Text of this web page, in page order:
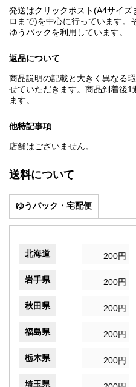
発送はクリックポスト(A4サイ
ロまで)を中心に行っています。
ゆうパックを利用しています。
返品について
商品説明の記載と大きく異なる
せていただきます。商品到着後
ます。
他特記事項
店舗はございません。
送料について
ゆうパック・宅配便
北海道 200円
岩手県 200円
秋田県 200円
福島県 200円
栃木県 200円
埼玉県